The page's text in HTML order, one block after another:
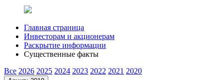
Главная страница
Инвесторам и акционерам
Раскрытие информации
Существенные факты
Все 2026 2025 2024 2023 2022 2021 2020